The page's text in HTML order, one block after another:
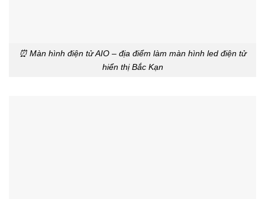
⏰ Màn hình điện tử AIO – địa điểm làm màn hình led điện tử
hiển thị Bắc Kạn